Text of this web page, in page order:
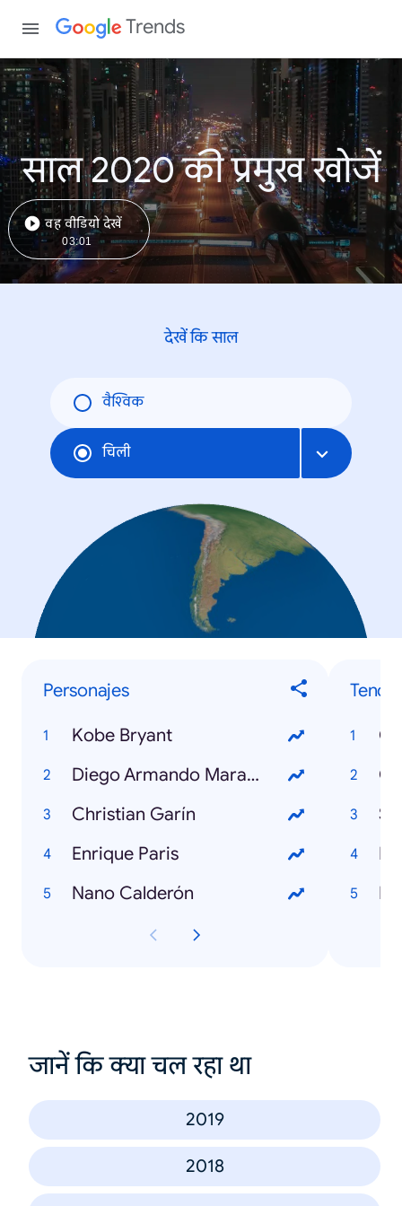
Trends
साल 2020 की प्रमुख खोजें
वह वीडियो देखें
03:01
देखें कि साल
वैश्विक
चिली
Personajes
Kobe Bryant
Diego Armando Maradona
Christian Garín
Enrique Paris
Nano Calderón
जानें कि क्या चल रहा था
2019
2018